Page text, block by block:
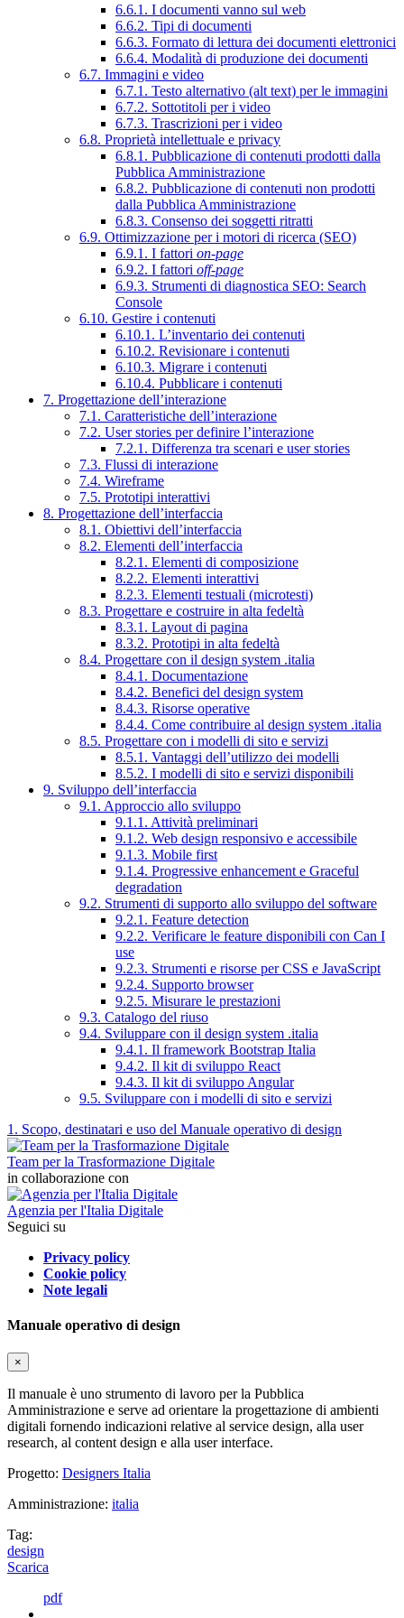
6.6.1. I documenti vanno sul web
6.6.2. Tipi di documenti
6.6.3. Formato di lettura dei documenti elettronici
6.6.4. Modalità di produzione dei documenti
6.7. Immagini e video
6.7.1. Testo alternativo (alt text) per le immagini
6.7.2. Sottotitoli per i video
6.7.3. Trascrizioni per i video
6.8. Proprietà intellettuale e privacy
6.8.1. Pubblicazione di contenuti prodotti dalla
Pubblica Amministrazione
6.8.2. Pubblicazione di contenuti non prodotti
dalla Pubblica Amministrazione
6.8.3. Consenso dei soggetti ritratti
6.9. Ottimizzazione per i motori di ricerca (SEO)
6.9.1. I fattori on-page
6.9.2. I fattori off-page
6.9.3. Strumenti di diagnostica SEO: Search
Console
6.10. Gestire i contenuti
6.10.1. L’inventario dei contenuti
6.10.2. Revisionare i contenuti
6.10.3. Migrare i contenuti
6.10.4. Pubblicare i contenuti
7. Progettazione dell’interazione
7.1. Caratteristiche dell’interazione
7.2. User stories per definire l’interazione
7.2.1. Differenza tra scenari e user stories
7.3. Flussi di interazione
7.4. Wireframe
7.5. Prototipi interattivi
8. Progettazione dell’interfaccia
8.1. Obiettivi dell’interfaccia
8.2. Elementi dell’interfaccia
8.2.1. Elementi di composizione
8.2.2. Elementi interattivi
8.2.3. Elementi testuali (microtesti)
8.3. Progettare e costruire in alta fedeltà
8.3.1. Layout di pagina
8.3.2. Prototipi in alta fedeltà
8.4. Progettare con il design system .italia
8.4.1. Documentazione
8.4.2. Benefici del design system
8.4.3. Risorse operative
8.4.4. Come contribuire al design system .italia
8.5. Progettare con i modelli di sito e servizi
8.5.1. Vantaggi dell’utilizzo dei modelli
8.5.2. I modelli di sito e servizi disponibili
9. Sviluppo dell’interfaccia
9.1. Approccio allo sviluppo
9.1.1. Attività preliminari
9.1.2. Web design responsivo e accessibile
9.1.3. Mobile first
9.1.4. Progressive enhancement e Graceful
degradation
9.2. Strumenti di supporto allo sviluppo del software
9.2.1. Feature detection
9.2.2. Verificare le feature disponibili con Can I
use
9.2.3. Strumenti e risorse per CSS e JavaScript
9.2.4. Supporto browser
9.2.5. Misurare le prestazioni
9.3. Catalogo del riuso
9.4. Sviluppare con il design system .italia
9.4.1. Il framework Bootstrap Italia
9.4.2. Il kit di sviluppo React
9.4.3. Il kit di sviluppo Angular
9.5. Sviluppare con i modelli di sito e servizi
1. Scopo, destinatari e uso del Manuale operativo di design
Team per la Trasformazione Digitale
in collaborazione con
Agenzia per l'Italia Digitale
Seguici su
Privacy policy
Cookie policy
Note legali
Manuale operativo di design
×
Il manuale è uno strumento di lavoro per la Pubblica
Amministrazione e serve ad orientare la progettazione di ambienti
digitali fornendo indicazioni relative al service design, alla user
research, al content design e alla user interface.
Progetto: Designers Italia
Amministrazione: italia
Tag:
design
Scarica
pdf